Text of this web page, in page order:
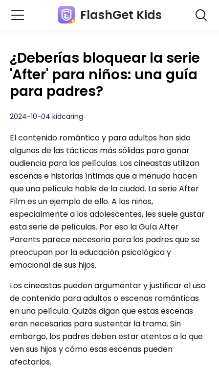
FlashGet Kids
¿Deberías bloquear la serie
'After' para niños: una guía
para padres?
2024-10-04 kidcaring
El contenido romántico y para adultos han sido
algunas de las tácticas más sólidas para ganar
audiencia para las películas. Los cineastas utilizan
escenas e historias íntimas que a menudo hacen
que una película hable de la ciudad. La serie After
Film es un ejemplo de ello. A los niños,
especialmente a los adolescentes, les suele gustar
esta serie de películas. Por eso la Guía After
Parents parece necesaria para los padres que se
preocupan por la educación psicológica y
emocional de sus hijos.
Los cineastas pueden argumentar y justificar el uso
de contenido para adultos o escenas románticas
en una película. Quizás digan que estas escenas
eran necesarias para sustentar la trama. Sin
embargo, los padres deben estar atentos a lo que
ven sus hijos y cómo esas escenas pueden
afectarlos.